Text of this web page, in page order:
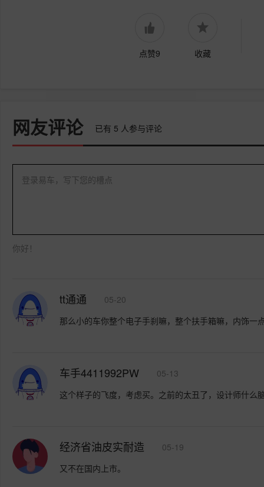
点赞9 收藏
网友评论 已有 5 人参与评论
登录易车，写下您的槽点
你好！
tt通通
05-20
那么小的车你整个电子手刹嘛，整个扶手箱嘛，内饰一
车手4411992PW
05-13
这个样子的飞度，考虑买。之前的太丑了，设计师什么
经济省油皮实耐造
05-19
又不在国内上市。